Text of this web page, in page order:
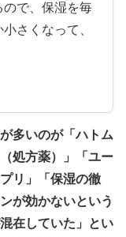
で、保湿を毎
さくなって、
多いのが「ハトム
処方薬）」「ユー
リ」「保湿の徹
が効かないという
在していた」とい